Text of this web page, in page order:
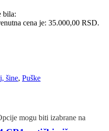
bila:
cena je: 35.000,00 RSD.
mogu biti izabrane na
šine, Puške